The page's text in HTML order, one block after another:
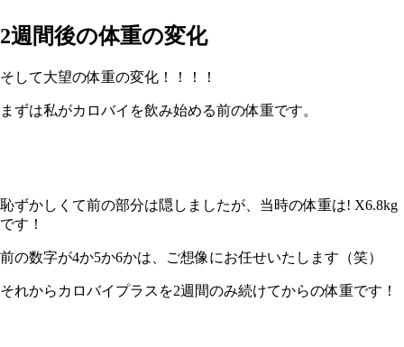
2週間後の体重の変化
そして大望の体重の変化！！！！
まずは私がカロバイを飲み始める前の体重です。
恥ずかしくて前の部分は隠しましたが、当時の体重は! X6.8kg
です！
前の数字が4か5か6かは、ご想像にお任せいたします（笑）
それからカロバイプラスを2週間のみ続けてからの体重です！